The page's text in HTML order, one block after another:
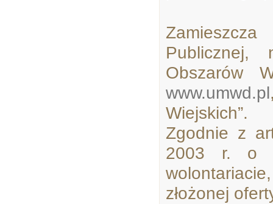
Publicznej,
Obszarów
www.umwd.pl
Wiejskich”.
Zgodnie z
2003 r. o
złożonej